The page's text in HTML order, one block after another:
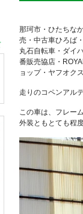
那珂市・ひたちな
売・中古車ひろば
丸石自転車・ダイ
番販売協店・
ョップ・ヤフオク
走りのコペンアル
この車は、フレー
外装ともとても程